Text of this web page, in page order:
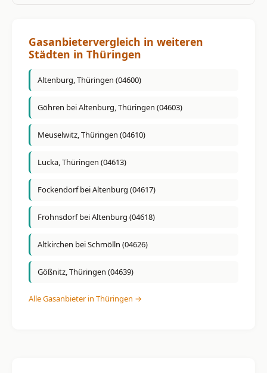
Gasanbietervergleich in weiteren
Städten in Thüringen
Altenburg, Thüringen (04600)
Göhren bei Altenburg, Thüringen (04603)
Meuselwitz, Thüringen (04610)
Lucka, Thüringen (04613)
Fockendorf bei Altenburg (04617)
Frohnsdorf bei Altenburg (04618)
Altkirchen bei Schmölln (04626)
Gößnitz, Thüringen (04639)
Alle Gasanbieter in Thüringen →